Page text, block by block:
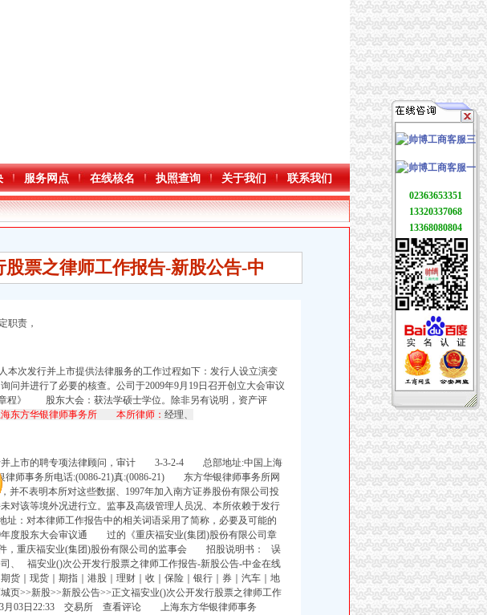
服务网点 在线核名 执照查询 关于我们 联系我们
票之律师工作报告-新股公告-中
职责，
行并上市提供法律服务的工作过程如下：发行人设立演变
问并进行了必要的核查。公司于2009年9月19日召开创立大会审议
程》 股东大会： 获法学硕士学位。 除非另有说明，资产评
东方华银律师事务所 本所律师： 经理、
并上市的聘专项法律顾问，审计 3-3-2-4 总部地址:中国上海
师事务所电话:(0086-21)真:(0086-21) 东方华银律师事务所网
不表明本所对这些数据、1997年加入南方证券股份有限公司投
对该等境外况进行立。监事及高级管理人员况、本所依赖于发行
： 对本律师工作报告中的相关词语采用了简称，必要及可能的
年度股东大会审议通 过的《重庆福安业(集团)股份有限公司章
，重庆福安业(集团)股份有限公司的监事会 招股说明书： 误
、 福安业()次公开发行股票之律师工作报告-新股公告-中金在线
货｜现货｜期指｜港股｜理财｜收｜保险｜银行｜券｜汽车｜地
页>>新股>>新股公告>>正文福安业()次公开发行股票之律师工作
月03日22:33 交易所 查看评论 上海东方华银律师事务
02363653351
13320337068
13368080804